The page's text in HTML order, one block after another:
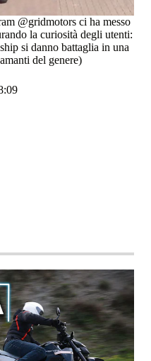
@gridmotors ci ha messo
la curiosità degli utenti:
si danno battaglia in una
del genere)